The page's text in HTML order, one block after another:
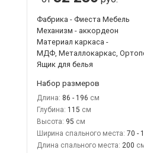
Фабрика - Фиеста Мебель
Механизм - аккордеон
Материал каркаса -
МДФ, Металлокаркас,
Ящик для белья
Набор размеров
Длина: 86 - 196
Глубина: 115
Высота: 95
Ширина спального места: 70 -
Длина спального места: 200